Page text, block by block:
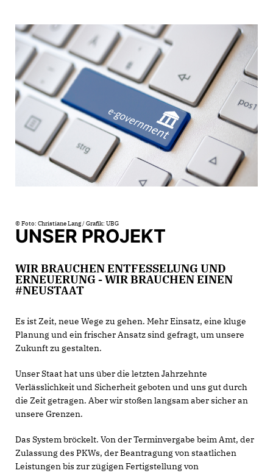
© Foto: Christiane Lang / Grafik: UBG
UNSER PROJEKT
WIR BRAUCHEN ENTFESSELUNG UND
ERNEUERUNG - WIR BRAUCHEN EINEN
#NEUSTAAT
Es ist Zeit, neue Wege zu gehen. Mehr Einsatz, eine kluge
Planung und ein frischer Ansatz sind gefragt, um unsere
Zukunft zu gestalten.
Unser Staat hat uns über die letzten Jahrzehnte
Verlässlichkeit und Sicherheit geboten und uns gut durch
die Zeit getragen. Aber wir stoßen langsam aber sicher an
unsere Grenzen.
Das System bröckelt. Von der Terminvergabe beim Amt, der
Zulassung des PKWs, der Beantragung von staatlichen
Leistungen bis zur zügigen Fertigstellung von